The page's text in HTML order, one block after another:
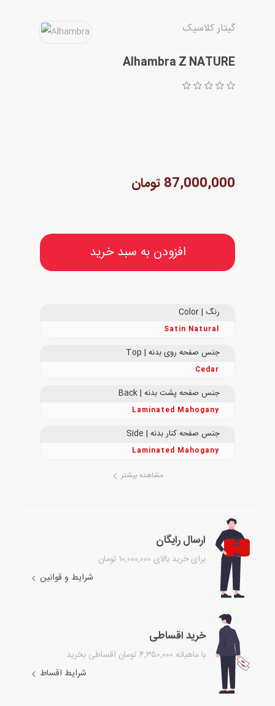
گیتار کلاسیک
Alhambra Z NATURE
87,000,000 تومان
افزودن به سبد خرید
رنگ | Color
Satin Natural
جنس صفحه روی بدنه | Top
Cedar
جنس صفحه پشت بدنه | Back
Laminated Mahogany
جنس صفحه کنار بدنه | Side
Laminated Mahogany
مشاهده بیشتر
ارسال رایگان
برای خرید بالای ۱۰,۰۰۰,۰۰۰ تومان
شرایط و قوانین
خرید اقساطی
با ماهیانه ۴,۳۵۰,۰۰۰ تومان اقساطی بخرید
شرایط اقساط